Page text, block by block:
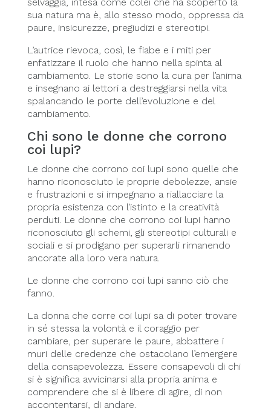
sua natura ma è, allo stesso modo, oppressa da
paure, insicurezze, pregiudizi e stereotipi.
L’autrice rievoca, così, le fiabe e i miti per
enfatizzare il ruolo che hanno nella spinta al
cambiamento. Le storie sono la cura per l’anima
e insegnano ai lettori a destreggiarsi nella vita
spalancando le porte dell’evoluzione e del
cambiamento.
Chi sono le donne che corrono
coi lupi?
Le donne che corrono coi lupi sono quelle che
hanno riconosciuto le proprie debolezze, ansie
e frustrazioni e si impegnano a riallacciare la
propria esistenza con l’istinto e la creatività
perduti. Le donne che corrono coi lupi hanno
riconosciuto gli schemi, gli stereotipi culturali e
sociali e si prodigano per superarli rimanendo
ancorate alla loro vera natura.
Le donne che corrono coi lupi sanno ciò che
fanno.
La donna che corre coi lupi sa di poter trovare
in sé stessa la volontà e il coraggio per
cambiare, per superare le paure, abbattere i
muri delle credenze che ostacolano l’emergere
della consapevolezza. Essere consapevoli di chi
si è significa avvicinarsi alla propria anima e
comprendere che si è libere di agire, di non
accontentarsi, di andare.